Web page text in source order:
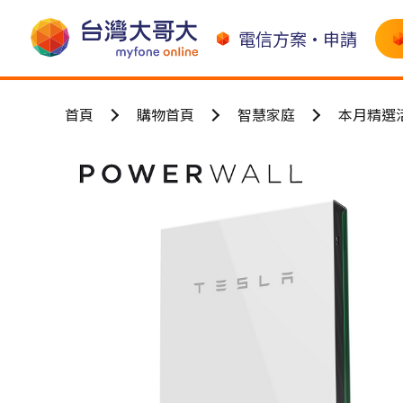
電信方案•申請
首頁 購物首頁 智慧家庭 本月精選